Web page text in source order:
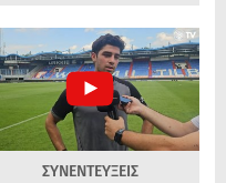
ΣΥΝΕΝΤΕΥΞΕΙΣ